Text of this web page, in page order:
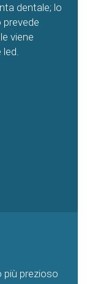
dentale; lo
prevede
viene
led.
più prezioso